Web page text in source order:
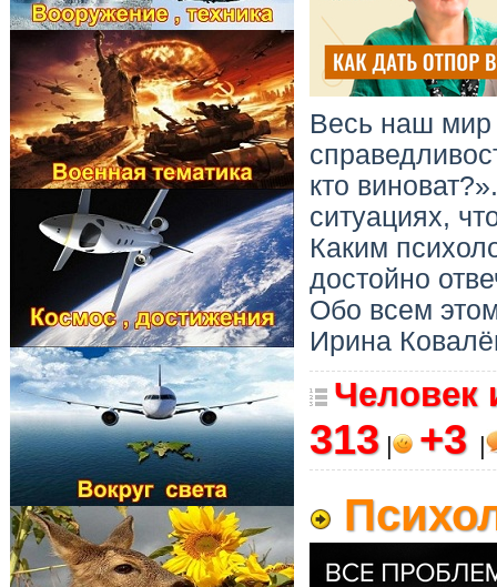
Весь наш мир
кто
ситуациях,
Каким
достойно
Обо всем
Ирина
Человек
313 +3